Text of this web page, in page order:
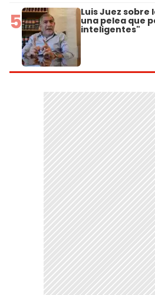
5 Luis Juez sobre
una pelea que
inteligentes"